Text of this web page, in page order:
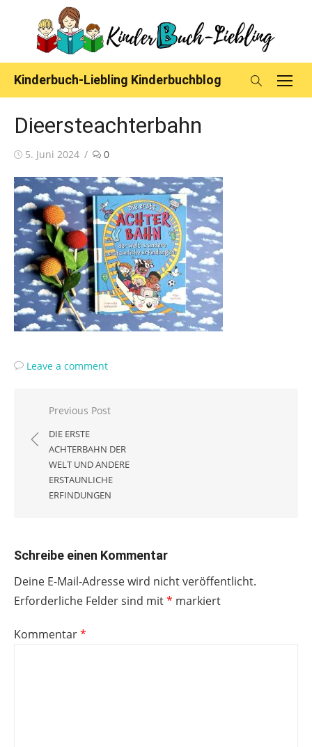
content
Kinderbuch-Liebling Kinderbuchblog
Dieersteachterbahn
Posted
5. Juni 2024 0
Leave a comment
Beitragsnavigation
Previous Post
DIE ERSTE
ACHTERBAHN DER
WELT UND ANDERE
ERSTAUNLICHE
ERFINDUNGEN
Schreibe einen Kommentar
Deine E-Mail-Adresse wird nicht veröffentlicht.
Erforderliche Felder sind mit* markiert
Kommentar*